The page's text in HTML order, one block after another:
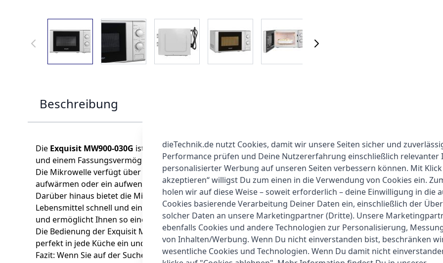
View larger imageView larger imageView larger image
Beschreibung
Die Exquisit MW900-030G ist einehochwertige Mikrowelle mit Grillfunktion , die Ihnen das Leben in der
und einem Fassungsvermögen von 20 Litern ist sie perfekt für den täglichen Gebrauch geeignet.
Die Mikrowelle verfügt über
fünf verschiedene Leistungsstufen, die es Ihnen ermöglichen, jedes Gericht
aufwärmen oder ein aufwendiges Gericht zubereiten möchten, die Exquisit MW900-030G ist die ideale Wahl.
Darüber hinaus bietet die Mikrowelledrei verschiedene Programme, die Ihnen die Arbeit erleichtern. Mit
Lebensmittel schnell und einfach auftauen, während das Grillprogramm Ihnen knusprige Ergebnisse
und ermöglicht Ihnen so eine noch größere Vielfalt an Zubereitungsmöglichkeiten.
Die Bedienung der Exquisit MW900-030G erfolgt über einenpraktischen Drehregler, der eine einfache
perfekt in jede Küche ein und macht die Mikrowelle zu einem echten Blickfang.
Fazit: Wenn Sie auf der Suche nach einerzuverlässigen und leistungsstarken Mikrowellemit Grillfunktion
dieTechnik.de nutzt Cookies, damit wir unsere Seiten sicher und
Performance prüfen und Deine Nutzererfahrung einschließlich relevanter
personalisierter Werbung auf unseren Seiten verbessern können. Mit Klick
akzeptieren“ willigst Du zum einen in die Verwendung von Cookies ein.
holen wir auf diese Weise – soweit erforderlich – deine Einwilligung in die
Cookies basierende Verarbeitung Deiner Daten ein, einschließlich der
solcher Daten an unsere Marketingpartner (Dritte). Unsere
ebenfalls Cookies und andere Technologien zur Personalisierung,
von Inhalten/Werbung. Wenn Du nicht einverstanden bist, beschränken
wesentliche Cookies und Technologien. Wenn Du damit nicht